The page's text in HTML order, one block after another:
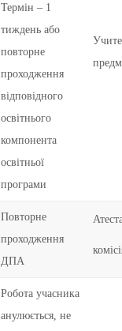
Термін – 1
тиждень або
повторне
проходження
відповідного
освітнього
компонента
освітньої
програми
Повторне
проходження
ДПА
Робота учасника
анулюється, не